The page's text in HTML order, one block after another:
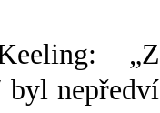
byl